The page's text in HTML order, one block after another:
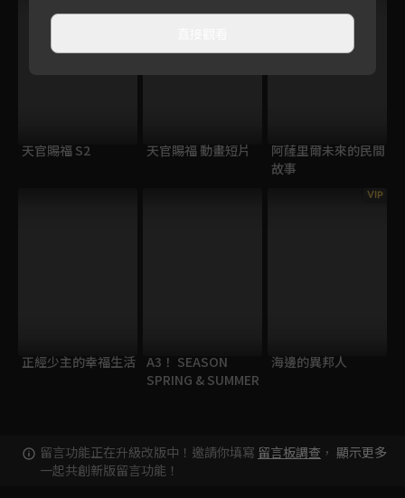
天官賜福 S2 天官賜福 動畫短片
阿薩里爾未來的民間
故事
正經少主的幸福生活 A3！ SEASON
SPRING & SUMMER
VIP
海邊的異邦人
留言功能正在升級改版中！邀請你填寫 留言板調查 ，
一起共創新版留言功能！
顯示更多